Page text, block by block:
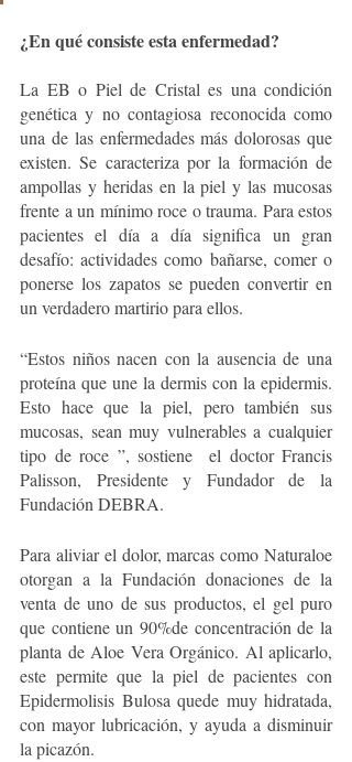
¿En qué consiste esta enfermedad?
La EB o Piel de Cristal es una condición
genética y no contagiosa reconocida como
una de las enfermedades más dolorosas que
existen. Se caracteriza por la formación de
ampollas y heridas en la piel y las mucosas
frente a un mínimo roce o trauma. Para estos
pacientes el día a día significa un gran
desafío: actividades como bañarse, comer o
ponerse los zapatos se pueden convertir en
un verdadero martirio para ellos.
“Estos niños nacen con la ausencia de una
proteína que une la dermis con la epidermis.
Esto hace que la piel, pero también sus
mucosas, sean muy vulnerables a cualquier
tipo de roce ”, sostiene  el doctor Francis
Palisson, Presidente y Fundador de la
Fundación DEBRA.
Para aliviar el dolor, marcas como Naturaloe
otorgan a la Fundación donaciones de la
venta de uno de sus productos, el gel puro
que contiene un 90%de concentración de la
planta de Aloe Vera Orgánico. Al aplicarlo,
este permite que la piel de pacientes con
Epidermolisis Bulosa quede muy hidratada,
con mayor lubricación, y ayuda a disminuir
la picazón.